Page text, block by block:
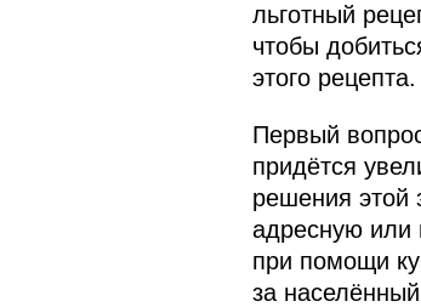
льготный
чтобы
этого
Первый
придётся
решения этой
адресную или
при помощи
за